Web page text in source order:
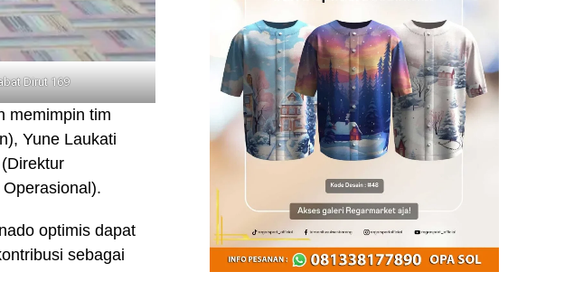
Dirut 169
memimpin tim
Yune Laukati
optimis dapat
sebagai